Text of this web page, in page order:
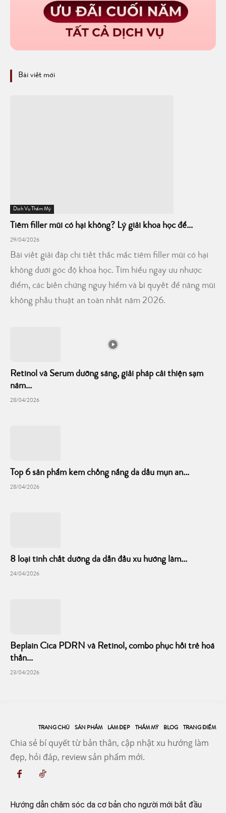
Bài viết mới
Dịch Vụ Thẩm Mỹ
Tiêm filler mũi có hại không? Lý giải khoa học để...
29/04/2026
Bài viết giải đáp chi tiết thắc mắc tiêm filler mũi có hại
không dưới góc độ khoa học. Tìm hiểu ngay ưu nhược
điểm, các biến chứng nguy hiểm và bí quyết để nâng mũi
không phẫu thuật an toàn nhất năm 2026.
Retinol và Serum dưỡng sáng, giải pháp cải thiện sạm
nám...
28/04/2026
Top 6 sản phẩm kem chống nắng da dầu mụn an...
28/04/2026
8 loại tinh chất dưỡng da dẫn đầu xu hướng làm...
24/04/2026
Beplain Cica PDRN và Retinol, combo phục hồi trẻ hoá
thần...
23/04/2026
TRANG CHỦ SẢN PHẨM LÀM ĐẸP THẨM MỸ BLOG TRANG ĐIỂM
Chia sẻ bí quyết từ bản thân, cập nhật xu hướng làm
đẹp, hỏi đáp, review sản phẩm mới.
Hướng dẫn chăm sóc da cơ bản cho người mới bắt đầu